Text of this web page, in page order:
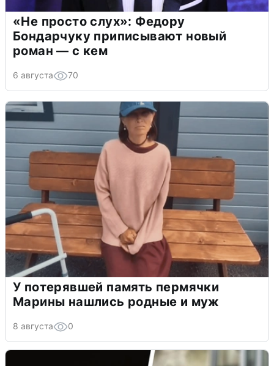
«Не просто слух»: Федору
Бондарчуку приписывают новый
роман — с кем
6 августа 70
У потерявшей память пермячки
Марины нашлись родные и муж
8 августа 0